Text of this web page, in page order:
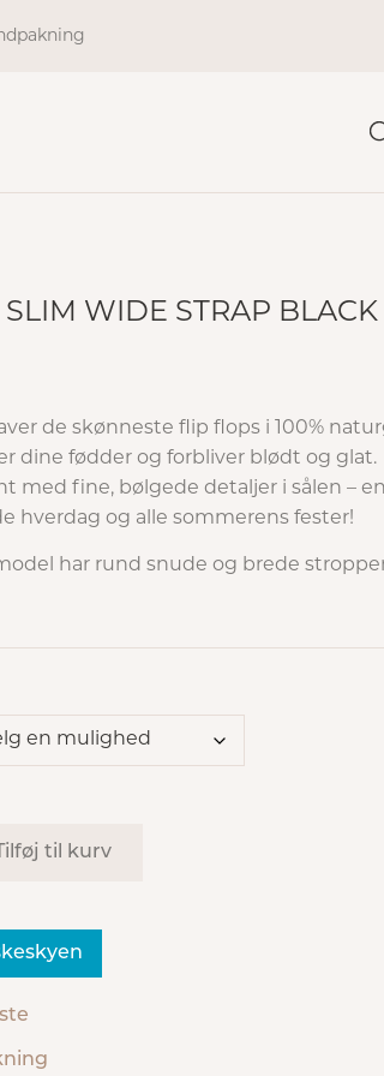
SLIM WIDE STRAP BLACK
de skønneste flip flops i 100%
dine fødder og forbliver blødt og glat.
med fine, bølgede detaljer i sålen –
hverdag og alle sommerens fester!
har rund snude og brede
Tilføj til kurv